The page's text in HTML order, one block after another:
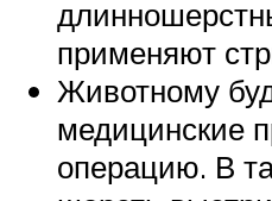
применяют
Животному
медицинские
операцию. В